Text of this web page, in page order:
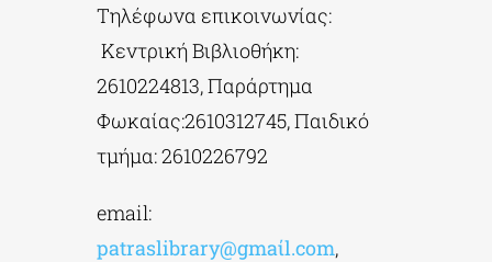
Τηλέφωνα επικοινωνίας:
Κεντρική Βιβλιοθήκη:
2610224813, Παράρτημα
Φωκαίας:2610312745, Παιδικό
τμήμα: 2610226792
email:
patraslibrary@gmaίl.cοm,